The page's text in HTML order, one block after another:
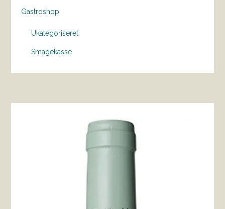
Gastroshop
Ukategoriseret
Smagekasse